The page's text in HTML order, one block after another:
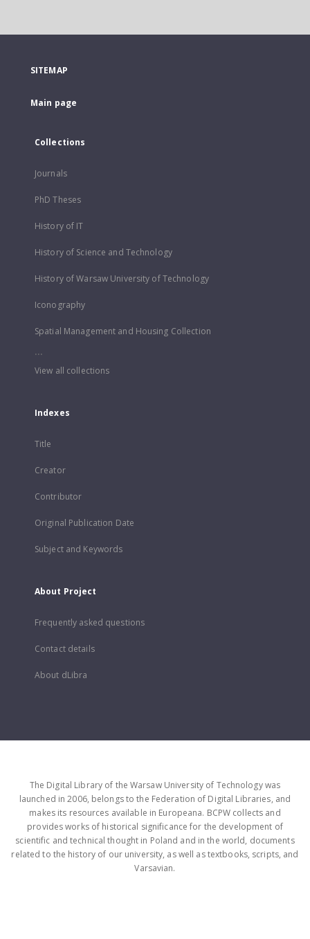
SITEMAP
Main page
Collections
Journals
PhD Theses
History of IT
History of Science and Technology
History of Warsaw University of Technology
Iconography
Spatial Management and Housing Collection
...
View all collections
Indexes
Title
Creator
Contributor
Original Publication Date
Subject and Keywords
About Project
Frequently asked questions
Contact details
About dLibra
The Digital Library of the Warsaw University of Technology was
launched in 2006, belongs to the Federation of Digital Libraries, and
makes its resources available in Europeana. BCPW collects and
provides works of historical significance for the development of
scientific and technical thought in Poland and in the world, documents
related to the history of our university, as well as textbooks, scripts, and
Varsavian.